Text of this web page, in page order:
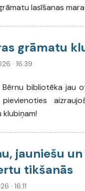
lasīšanas
grāmatu
· 16:39
Bērnu bibliotēka jau
jauniešu
tikšanās
· 16:11